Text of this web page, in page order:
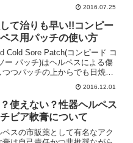
2016.07.25
て治りも早い!!コンピー
ペス用パッチの使い方
Cold Sore Patch(コンピード コ
ー パッチ)はヘルペスによる傷
つつパッチの上からでも日焼け
紅などの化粧品・メイク用品が
。傷を治療しながら目立たない
事ができ、キズパワーパッドの
と同様に成分のハイドロコロイ
クシロビル5％クリームに匹敵
効果を発揮します。
2016.12.01
使えない？性器ヘルペス
ビア軟膏について
ペスの市販薬として有名なアク